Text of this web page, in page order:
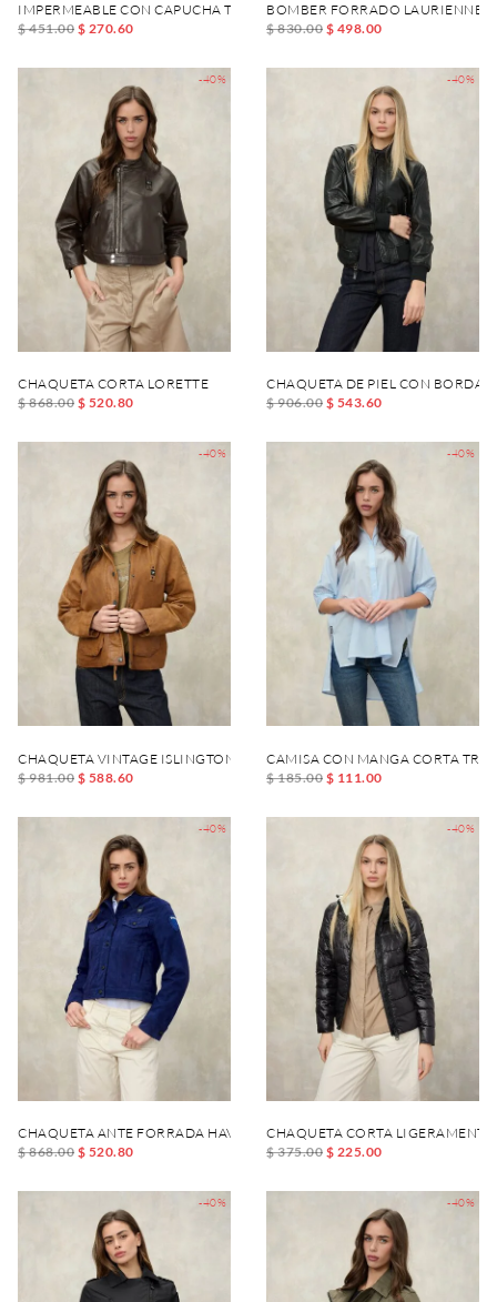
IMPERMEABLE CON CAPUCHA THRUSH
$ 451.00 $ 270.60
BOMBER FORRADO LAURIENNE
$ 830.00 $ 498.00
-40%
CHAQUETA CORTA LORETTE
$ 868.00 $ 520.80
-40%
CHAQUETA DE PIEL CON
$ 906.00 $ 543.60
-40%
CHAQUETA VINTAGE ISLINGTON
$ 981.00 $ 588.60
-40%
CAMISA CON MANGA CORTA
$ 185.00 $ 111.00
-40%
CHAQUETA ANTE FORRADA HAVANA
$ 868.00 $ 520.80
-40%
CHAQUETA CORTA
$ 375.00 $ 225.00
-40% -40%